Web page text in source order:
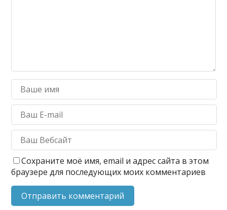
Сохраните моё имя, email и адрес сайта в этом
браузере для последующих моих комментариев